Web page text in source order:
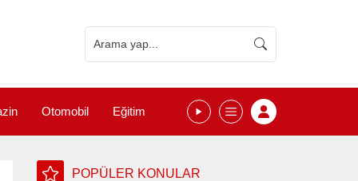
Otomobil Eğitim
POPÜLER KONULAR